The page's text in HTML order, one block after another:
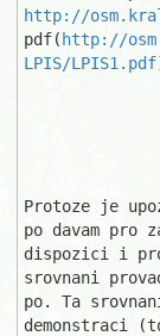
http://
pdf( http://
LPIS/LPIS1.pdf
Protoze je
po davam pro
dispozici i
srovnani
po. Ta
demonstraci